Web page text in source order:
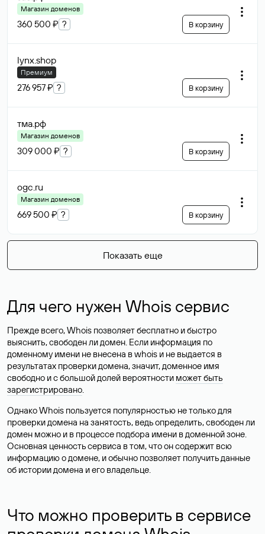
Магазин доменов
360 500 ₽ ? В корзину
lynx.shop
Премиум
276 957 ₽ ? В корзину
тма.рф
Магазин доменов
309 000 ₽ ? В корзину
ogc.ru
Магазин доменов
669 500 ₽ ? В корзину
Показать еще
Для чего нужен Whois сервис
Прежде всего, Whois позволяет бесплатно и быстро
выяснить, свободен ли домен. Если информация по
доменному имени не внесена в whois и не выдается в
результатах проверки домена, значит, доменное имя
свободно и с большой долей вероятности может быть
зарегистрировано.
Однако Whois пользуется популярностью не только для
проверки домена на занятость, ведь определить, свободен ли
домен можно и в процессе подбора имени в доменной зоне.
Основная ценность сервиса в том, что он содержит всю
информацию о домене, и обычно позволяет получить данные
об истории домена и его владельце.
Что можно проверить в сервисе